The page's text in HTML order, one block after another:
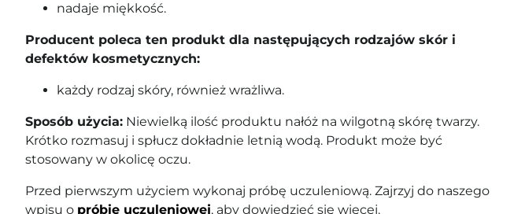
nadaje miękkość.
Producent poleca ten produkt dla następujących rodzajów skór i
defektów kosmetycznych:
każdy rodzaj skóry, również wrażliwa.
Sposób użycia: Niewielką ilość produktu nałóż na wilgotną skórę twarzy.
Krótko rozmasuj i spłucz dokładnie letnią wodą. Produkt może być
stosowany w okolicę oczu.
Przed pierwszym użyciem wykonaj próbę uczuleniową. Zajrzyj do naszego
wpisu o próbie uczuleniowej, aby dowiedzieć się więcej.